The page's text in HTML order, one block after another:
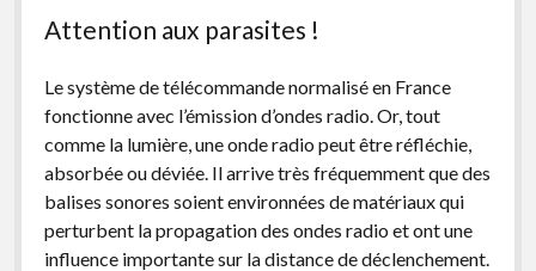
Attention aux parasites !
Le système de télécommande normalisé en France
fonctionne avec l’émission d’ondes radio. Or, tout
comme la lumière, une onde radio peut être réfléchie,
absorbée ou déviée. Il arrive très fréquemment que des
balises sonores soient environnées de matériaux qui
perturbent la propagation des ondes radio et ont une
influence importante sur la distance de déclenchement.